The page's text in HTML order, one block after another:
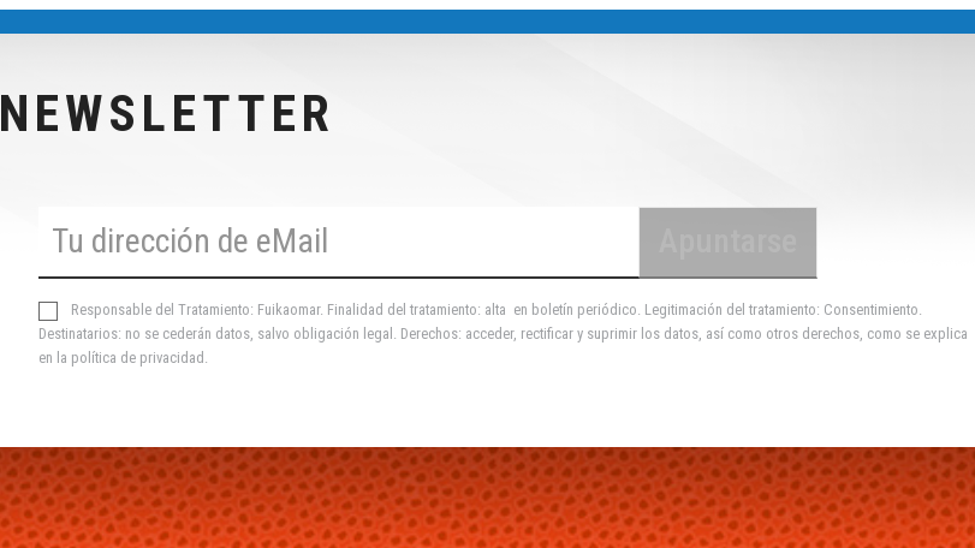
NEWSLETTER
Responsable del Tratamiento: Fuikaomar. Finalidad del tratamiento: alta en boletín periódico. Legitimación del tratamiento: Consentimiento.
Destinatarios: no se cederán datos, salvo obligación legal. Derechos: acceder, rectificar y suprimir los datos, así como otros derechos, como se explica
en la política de privacidad